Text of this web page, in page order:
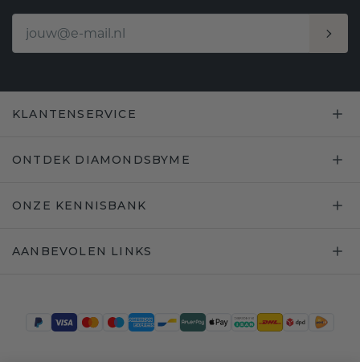
KLANTENSERVICE
ONTDEK DIAMONDSBYME
ONZE KENNISBANK
AANBEVOLEN LINKS